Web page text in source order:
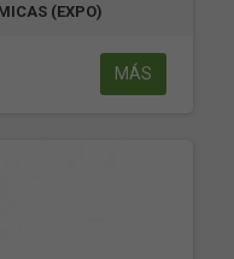
(EXPO)
MÁS